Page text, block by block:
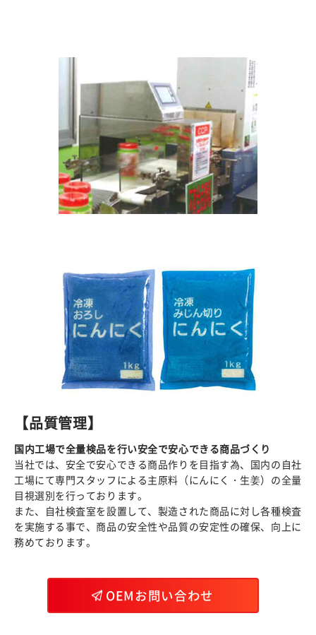
【品質管理】
国内工場で全量検品を行い安全で安心できる商品づくり
当社では、安全で安心できる商品作りを目指す為、国内の自社
工場にて専門スタッフによる主原料（にんにく・生姜）の全量
目視選別を行っております。
また、自社検査室を設置して、製造された商品に対し各種検査
を実施する事で、商品の安全性や品質の安定性の確保、向上に
務めております。
OEMお問い合わせ